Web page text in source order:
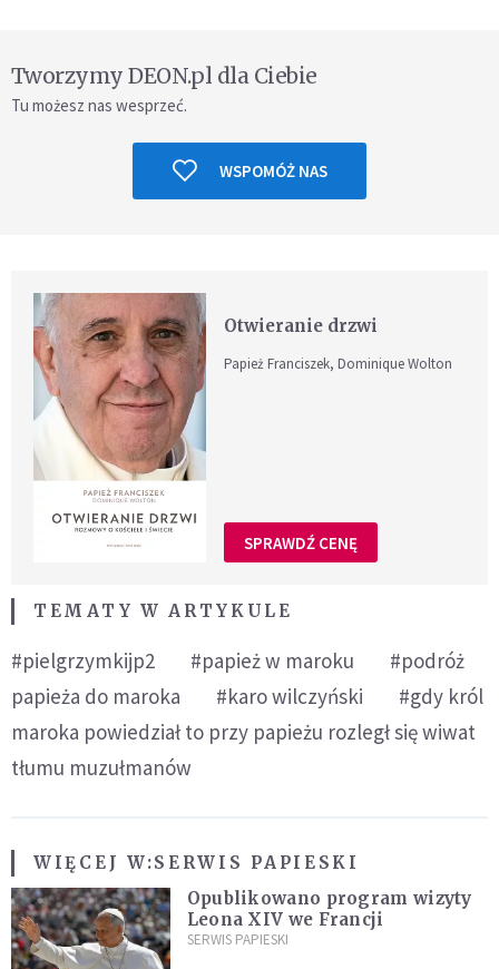
Tworzymy DEON.pl dla Ciebie
Tu możesz nas wesprzeć.
WSPOMÓŻ NAS
Otwieranie drzwi
Papież Franciszek, Dominique Wolton
SPRAWDŹ CENĘ
TEMATY W ARTYKULE
#pielgrzymkijp2 #papież w maroku
#podróż
papieża do maroka
#karo wilczyński
#gdy król
maroka powiedział to przy papieżu rozległ się wiwat
tłumu muzułmanów
WIĘCEJ W:SERWIS PAPIESKI
Opublikowano program wizyty
Leona XIV we Francji
SERWIS PAPIESKI